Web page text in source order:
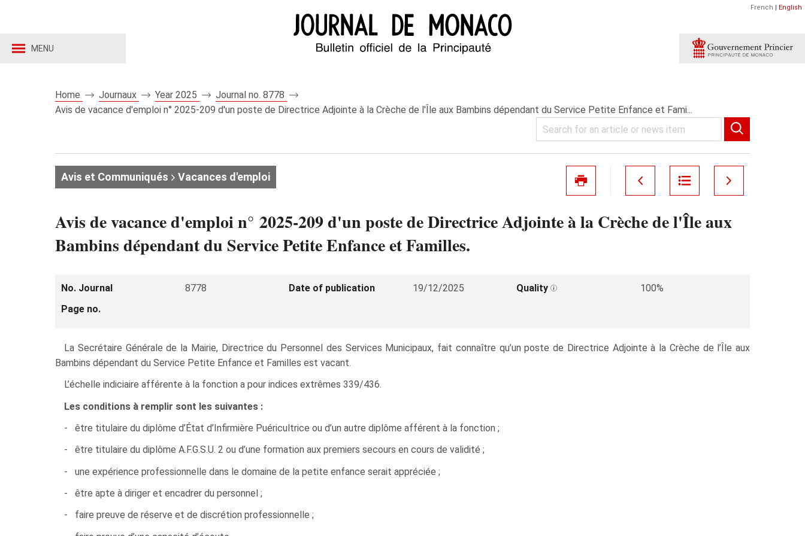
MENU
French | English
Home Journaux Year 2025
Journal no. 8778
Avis de vacance d'emploi n° 2025‑209 d'un poste de Directrice Adjointe à la Crèche de l'Île aux Bambins dépendant du Service Petite Enfance et Fami...
Avis et Communiqués Vacances d'emploi
Avis de vacance d'emploi n° 2025‑209 d'un poste de Directrice Adjointe à la Crèche de l'Île aux
Bambins dépendant du Service Petite Enfance et Familles.
No. Journal 8778 Date of publication 19/12/2025 Quality
100%
Page no.
La Secrétaire Générale de la Mairie, Directrice du Personnel des Services Municipaux, fait connaître qu’un poste de Directrice Adjointe à la Crèche de l’Île aux
Bambins dépendant du Service Petite Enfance et Familles est vacant.
L’échelle indiciaire afférente à la fonction a pour indices extrêmes 339/436.
Les conditions à remplir sont les suivantes :
- être titulaire du diplôme d’État d’Infirmière Puéricultrice ou d’un autre diplôme afférent à la fonction ;
- être titulaire du diplôme A.F.G.S.U. 2 ou d’une formation aux premiers secours en cours de validité ;
- une expérience professionnelle dans le domaine de la petite enfance serait appréciée ;
- être apte à diriger et encadrer du personnel ;
- faire preuve de réserve et de discrétion professionnelle ;